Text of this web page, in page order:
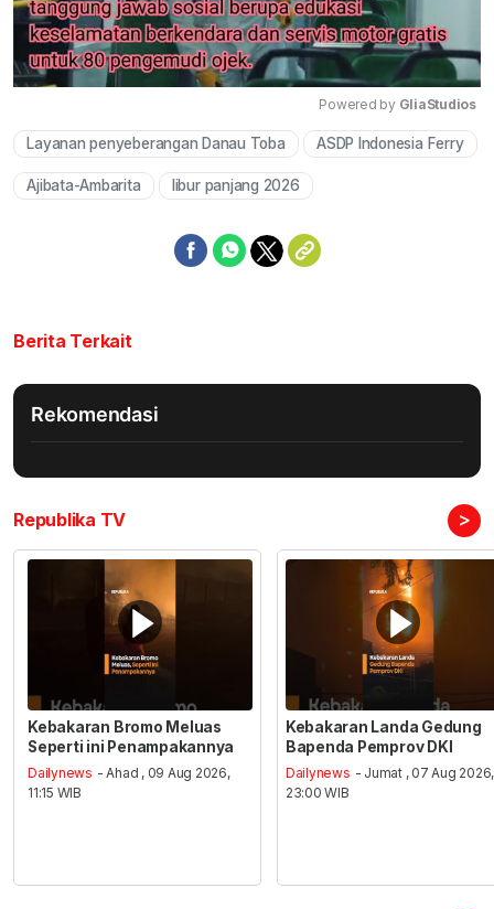
Mute
Powered by GliaStudios
Layanan penyeberangan Danau Toba ASDP Indonesia Ferry
Ajibata-Ambarita libur panjang 2026
Berita Terkait
Rekomendasi
Republika TV >
Kebakaran Bromo Meluas
Seperti ini Penampakannya
Dailynews - Ahad , 09 Aug 2026,
11:15 WIB
Kebakaran Landa Gedung
Bapenda Pemprov DKI
Dailynews - Jumat , 07 Aug 2026,
23:00 WIB